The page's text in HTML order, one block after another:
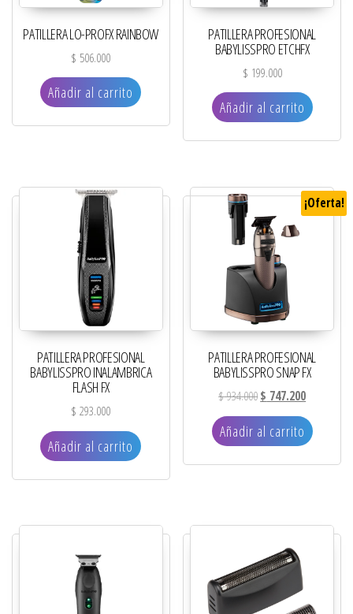
PATILLERA LO-PROFX RAINBOW
$ 506.000
Añadir al carrito
PATILLERA PROFESIONAL
BABYLISSPRO ETCHFX
$ 199.000
Añadir al carrito
PATILLERA PROFESIONAL
BABYLISSPRO INALAMBRICA
FLASH FX
$ 293.000
Añadir al carrito
¡Oferta!
PATILLERA PROFESIONAL
BABYLISSPRO SNAP FX
$934.000El precio original era:
$ 747.200El precio
Añadir al carrito